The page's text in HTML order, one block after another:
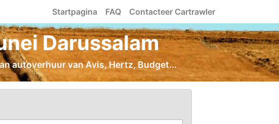
Startpagina FAQ Contacteer Cartrawler
Darussalam
autoverhuur van Avis, Hertz, Budget...